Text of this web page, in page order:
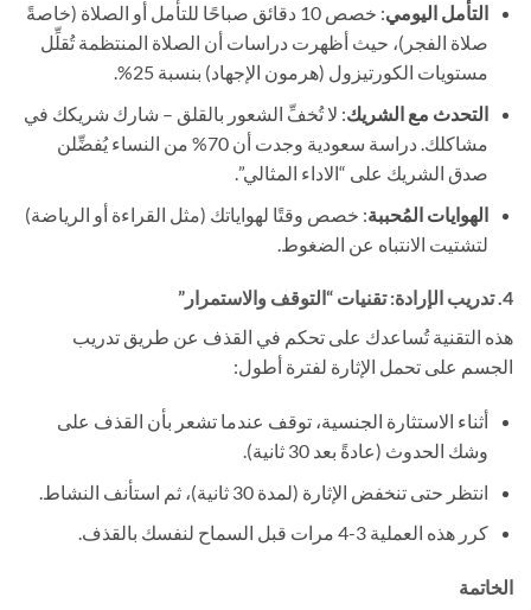
التأمل اليومي
: خصص 10 دقائق صباحًا للتأمل أو الصلاة (خاصةً
صلاة الفجر)، حيث أظهرت دراسات أن الصلاة المنتظمة تُقلِّل
مستويات الكورتيزول (هرمون الإجهاد) بنسبة 25%.
التحدث مع الشريك: لا تُخفِّ الشعور بالقلق – شارك شريكك في
مشاكلك. دراسة سعودية وجدت أن 70% من النساء يُفضِّلن
صدق الشريك على “الاداء المثالي”.
الهوايات المُحببة: خصص وقتًا لهواياتك (مثل القراءة أو الرياضة)
لتشتيت الانتباه عن الضغوط.
4. تدريب الإرادة: تقنيات “التوقف والاستمرار”
هذه التقنية تُساعدك على تحكم في القذف عن طريق تدريب
الجسم على تحمل الإثارة لفترة أطول:
أثناء الاستثارة الجنسية، توقف عندما تشعر بأن القذف على
وشك الحدوث (عادةً بعد 30 ثانية).
انتظر حتى تنخفض الإثارة (لمدة 30 ثانية)، ثم استأنف النشاط.
كرر هذه العملية 3-4 مرات قبل السماح لنفسك بالقذف.
الخاتمة